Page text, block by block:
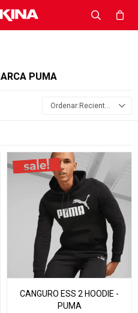
PUMA
Recientes
CANGURO ESS 2 HOODIE -
PUMA